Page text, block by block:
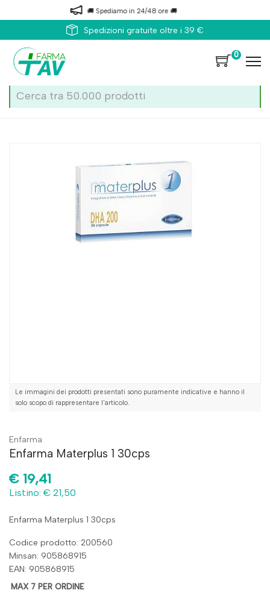
🚚 Spediamo in 24/48 ore 🚚
Spedizioni gratuite oltre i 39 €
0
Le immagini dei prodotti presentati sono puramente indicative e hanno il
solo scopo di rappresentare l'articolo.
Enfarma
Enfarma Materplus 1 30cps
€ 19,41
Listino: € 21,50
Enfarma Materplus 1 30cps
Codice prodotto: 200560
Minsan: 905868915
EAN: 905868915
MAX 7 PER ORDINE